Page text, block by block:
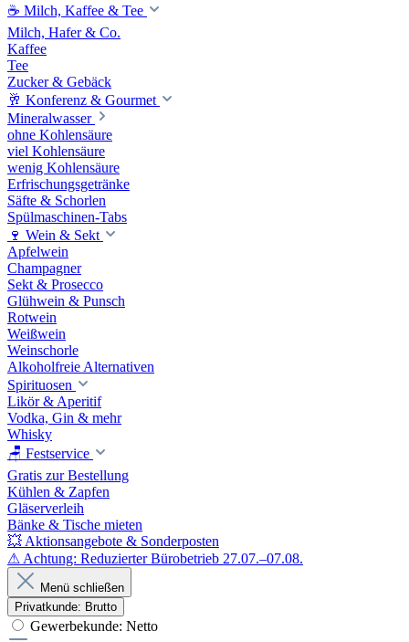
☕ Milch, Kaffee & Tee
Milch, Hafer & Co.
Kaffee
Tee
Zucker & Gebäck
🥂 Konferenz & Gourmet
Mineralwasser
ohne Kohlensäure
viel Kohlensäure
wenig Kohlensäure
Erfrischungsgetränke
Säfte & Schorlen
Spülmaschinen-Tabs
🍷 Wein & Sekt
Apfelwein
Champagner
Sekt & Prosecco
Glühwein & Punsch
Rotwein
Weißwein
Weinschorle
Alkoholfreie Alternativen
Spirituosen
Likör & Aperitif
Vodka, Gin & mehr
Whisky
🪑 Festservice
Gratis zur Bestellung
Kühlen & Zapfen
Gläserverleih
Bänke & Tische mieten
💥 Aktionsangebote & Sonderposten
⚠ Achtung: Reduzierter Bürobetrieb 27.07.–07.08.
Menü schließen
Privatkunde: Brutto
Gewerbekunde: Netto